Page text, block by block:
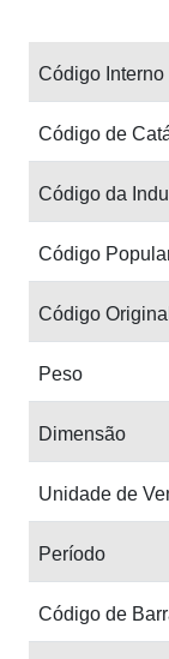
Código Interno
Código de
Código da
Código
Código Original
Peso
Dimensão
Unidade de
Período
Código de